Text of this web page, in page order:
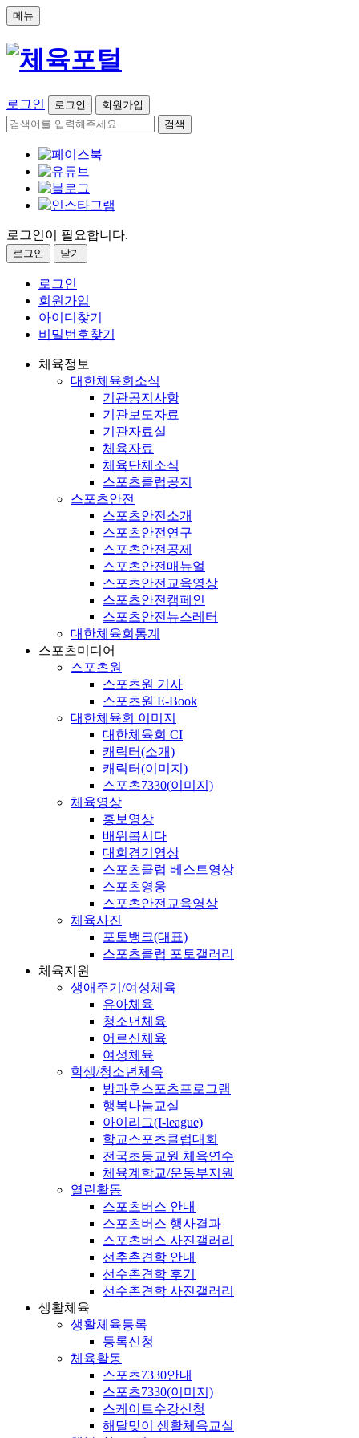
메뉴
로그인 로그인
회원가입
검색
로그인이 필요합니다.
로그인 닫기
로그인
회원가입
아이디찾기
비밀번호찾기
체육정보
대한체육회소식
기관공지사항
기관보도자료
기관자료실
체육자료
체육단체소식
스포츠클럽공지
스포츠안전
스포츠안전소개
스포츠안전연구
스포츠안전공제
스포츠안전매뉴얼
스포츠안전교육영상
스포츠안전캠페인
스포츠안전뉴스레터
대한체육회통계
스포츠미디어
스포츠원
스포츠원 기사
스포츠원 E-Book
대한체육회 이미지
대한체육회 CI
캐릭터(소개)
캐릭터(이미지)
스포츠7330(이미지)
체육영상
홍보영상
배워봅시다
대회경기영상
스포츠클럽 베스트영상
스포츠영웅
스포츠안전교육영상
체육사진
포토뱅크(대표)
스포츠클럽 포토갤러리
체육지원
생애주기/여성체육
유아체육
청소년체육
어르신체육
여성체육
학생/청소년체육
방과후스포츠프로그램
행복나눔교실
아이리그(I-league)
학교스포츠클럽대회
전국초등교원 체육연수
체육계학교/운동부지원
열린활동
스포츠버스 안내
스포츠버스 행사결과
스포츠버스 사진갤러리
선추촌견학 안내
선수촌견학 후기
선수촌견학 사진갤러리
생활체육
생활체육등록
등록신청
체육활동
스포츠7330안내
스포츠7330(이미지)
스케이트수강신청
해달맞이 생활체육교실